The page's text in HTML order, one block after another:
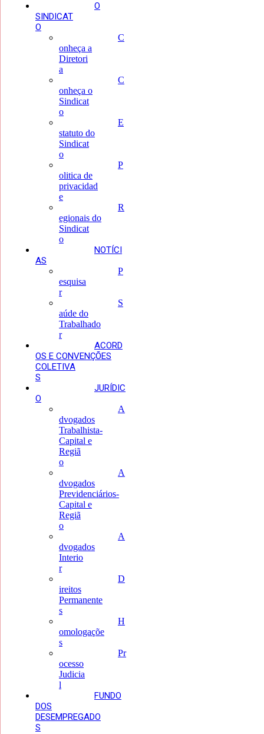
O
SINDICAT
O
C
onheça a
Diretori
a
C
onheça o
Sindicat
o
E
statuto do
Sindicat
o
P
olitica de
privacidad
e
R
egionais do
Sindicat
o
NOTÍCI
AS
P
esquisa
r
S
aúde do
Trabalhado
r
ACORD
OS E CONVENÇÕES
COLETIVA
S
JURÍDIC
O
A
dvogados
Trabalhista-
Capital e
Regiã
o
A
dvogados
Previdenciários-
Capital e
Regiã
o
A
dvogados
Interio
r
D
ireitos
Permanente
s
H
omologaçõe
s
Pr
ocesso
Judicia
l
FUNDO
DOS
DESEMPREGADO
S